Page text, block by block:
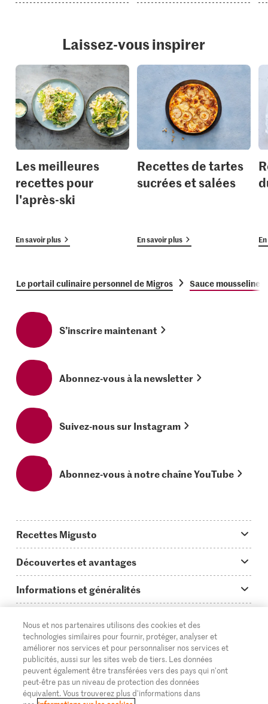
Laissez-vous inspirer
Les meilleures
recettes pour
l'après-ski
En savoir plus
Recettes de tartes
sucrées et salées
En savoir plus
Le portail culinaire personnel de Migros Sauce mousseline
S’inscrire maintenant
Abonnez-vous à la newsletter
Suivez-nous sur Instagram
Abonnez-vous à notre chaîne YouTube
Recettes Migusto
Idées de menus
Plats principaux
Simple & vite prêt
Apéritif
Préparations au four
Découvertes et avantages
On en parle...
Tutoriels
Glossaire des ingrédients
Login Migusto
Informations et généralités
Questions concernant Migusto
Cuisiner avec Migusto
Service clientèle & contact
Publicité
Supermarché
Migros Online
À propos de Migros
DE FR IT
Nous et nos partenaires utilisons des cookies et des
technologies similaires pour fournir, protéger, analyser et
améliorer nos services et pour personnaliser nos services et
publicités, aussi sur les sites web de tiers. Les données
peuvent également être transférées vers des pays qui n'ont
peut-être pas un niveau de protection des données
équivalent. Vous trouverez plus d'informations dans